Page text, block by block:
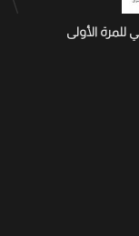
للمرة الأولى